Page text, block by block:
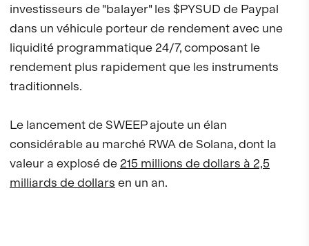
investisseurs de "balayer" les $PYSUD de Paypal
dans un véhicule porteur de rendement avec une
liquidité programmatique 24/7, composant le
rendement plus rapidement que les instruments
traditionnels.
Le lancement de SWEEP ajoute un élan
considérable au marché RWA de Solana, dont la
valeur a explosé de 215 millions de dollars à 2,5
milliards de dollars en un an.